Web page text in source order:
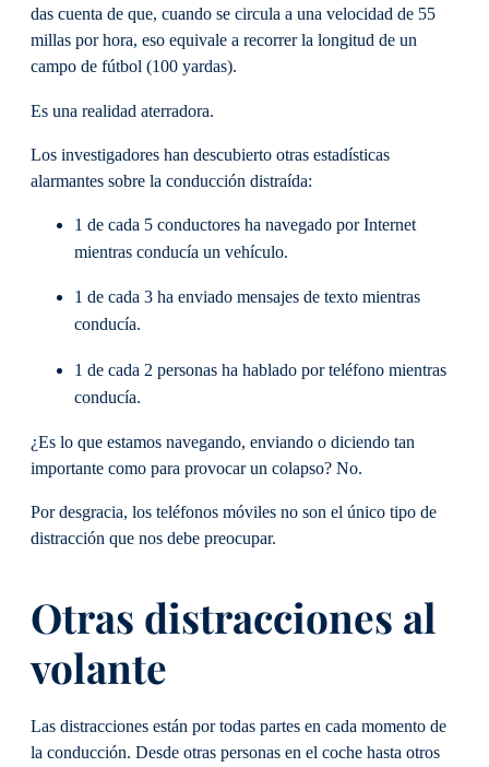
das cuenta de que, cuando se circula a una velocidad de 55
millas por hora, eso equivale a recorrer la longitud de un
campo de fútbol (100 yardas).
Es una realidad aterradora.
Los investigadores han descubierto otras estadísticas
alarmantes sobre la conducción distraída:
1 de cada 5 conductores ha navegado por Internet
mientras conducía un vehículo.
1 de cada 3 ha enviado mensajes de texto mientras
conducía.
1 de cada 2 personas ha hablado por teléfono mientras
conducía.
¿Es lo que estamos navegando, enviando o diciendo tan
importante como para provocar un colapso? No.
Por desgracia, los teléfonos móviles no son el único tipo de
distracción que nos debe preocupar.
Otras distracciones al
volante
Las distracciones están por todas partes en cada momento de
la conducción. Desde otras personas en el coche hasta otros